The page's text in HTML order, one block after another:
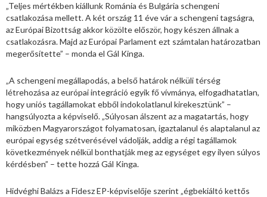
„Teljes mértékben kiállunk Románia és Bulgária schengeni
csatlakozása mellett. A két ország 11 éve vár a schengeni tagságra,
az Európai Bizottság akkor közölte először, hogy készen állnak a
csatlakozásra. Majd az Európai Parlament ezt számtalan határozatban
megerősítette” – monda el Gál Kinga.
„A schengeni megállapodás, a belső határok nélküli térség
létrehozása az európai integráció egyik fő vívmánya, elfogadhatatlan,
hogy uniós tagállamokat ebből indokolatlanul kirekesztünk” –
hangsúlyozta a képviselő. „Súlyosan álszent az a magatartás, hogy
miközben Magyarországot folyamatosan, igaztalanul és alaptalanul az
európai egység szétverésével vádolják, addig a régi tagállamok
következmények nélkül bonthatják meg az egységet egy ilyen súlyos
kérdésben” – tette hozzá Gál Kinga.
Hidvéghi Balázs a Fidesz EP-képviselője szerint „égbekiáltó kettős